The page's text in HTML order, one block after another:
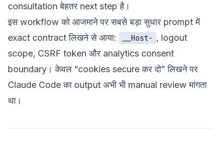
consultation बेहतर next step है।
इस workflow को आजमाने पर सबसे बड़ा सुधार prompt में
exact contract लिखने से आया:
__Host- , logout
scope, CSRF token और analytics consent
boundary। केवल “cookies secure कर दो” लिखने पर
Claude Code का output अभी भी manual review मांगता
था।